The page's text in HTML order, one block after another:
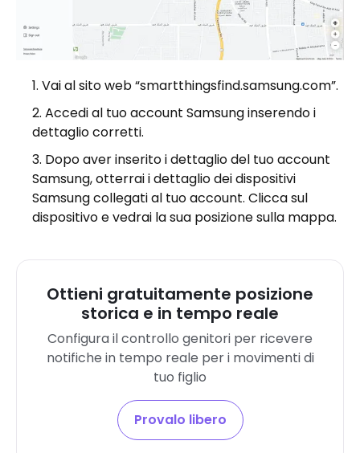
Vai al sito web “smartthingsfind.samsung.com”.
Accedi al tuo account Samsung inserendo i
dettaglio corretti.
Dopo aver inserito i dettaglio del tuo account
Samsung, otterrai i dettaglio dei dispositivi
Samsung collegati al tuo account. Clicca sul
dispositivo e vedrai la sua posizione sulla mappa.
Ottieni gratuitamente posizione
storica e in tempo reale
Configura il controllo genitori per ricevere
notifiche in tempo reale per i movimenti di
tuo figlio
Provalo libero